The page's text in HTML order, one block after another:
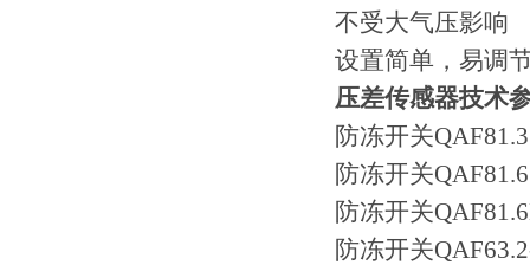
不受大气压影响
设置简单，易调
压差传感器技术
防冻开关
防冻开关
防冻开关
防冻开关